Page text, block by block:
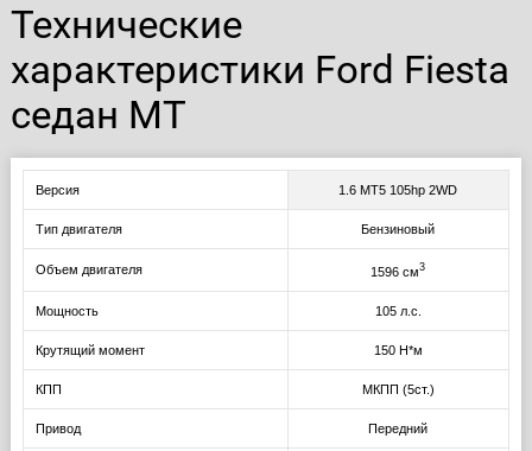
Технические
характеристики Ford Fiesta
седан MT
Версия 1.6 MT5 105hp 2WD
Тип двигателя Бензиновый
Объем двигателя 1596 см3
Мощность 105 л.с.
Крутящий момент 150 Н*м
КПП МКПП (5ст.)
Привод Передний